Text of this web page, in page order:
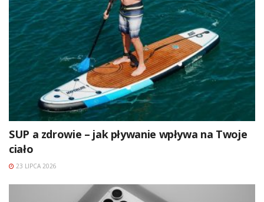
SUP a zdrowie – jak pływanie wpływa na Twoje
ciało
23 LIPCA 2026